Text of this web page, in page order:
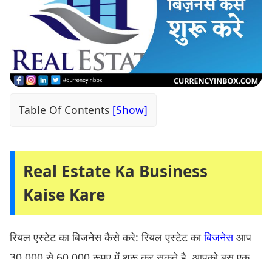
Table Of Contents
Real Estate Ka Business
Kaise Kare
रियल एस्टेट का बिजनेस कैसे करे: रियल एस्टेट काबिजनेसआप